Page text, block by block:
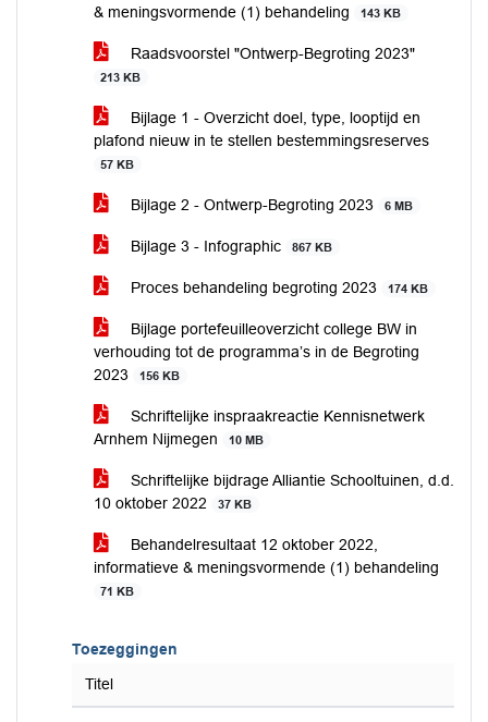
& meningsvormende (1) behandeling 143 KB
Raadsvoorstel "Ontwerp-Begroting 2023"
213 KB
Bijlage 1 - Overzicht doel, type, looptijd en
plafond nieuw in te stellen bestemmingsreserves
57 KB
Bijlage 2 - Ontwerp-Begroting 2023 6 MB
Bijlage 3 - Infographic 867 KB
Proces behandeling begroting 2023 174 KB
Bijlage portefeuilleoverzicht college BW in
verhouding tot de programma’s in de Begroting
2023
156 KB
Schriftelijke inspraakreactie Kennisnetwerk
Arnhem Nijmegen
10 MB
Schriftelijke bijdrage Alliantie Schooltuinen, d.d.
10 oktober 2022
37 KB
Behandelresultaat 12 oktober 2022,
informatieve & meningsvormende (1) behandeling
71 KB
Toezeggingen
Titel